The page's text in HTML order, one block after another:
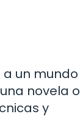
un mundo
novela o
y